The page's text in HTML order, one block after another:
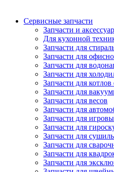
Сервисные запчасти
Запчасти и
Для кухонной
Запчасти для
Запчасти для
Запчасти для
Запчасти для
Запчасти для
Запчасти для
Запчасти для весов
Запчасти для
Запчасти для
Запчасти для
Запчасти для
Запчасти для
Запчасти для
Запчасти для